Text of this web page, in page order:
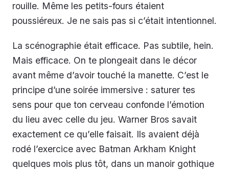
rouille. Même les petits-fours étaient
poussiéreux. Je ne sais pas si c’était intentionnel.
La scénographie était efficace. Pas subtile, hein.
Mais efficace. On te plongeait dans le décor
avant même d’avoir touché la manette. C’est le
principe d’une soirée immersive : saturer tes
sens pour que ton cerveau confonde l’émotion
du lieu avec celle du jeu. Warner Bros savait
exactement ce qu’elle faisait. Ils avaient déjà
rodé l’exercice avec Batman Arkham Knight
quelques mois plus tôt, dans un manoir gothique